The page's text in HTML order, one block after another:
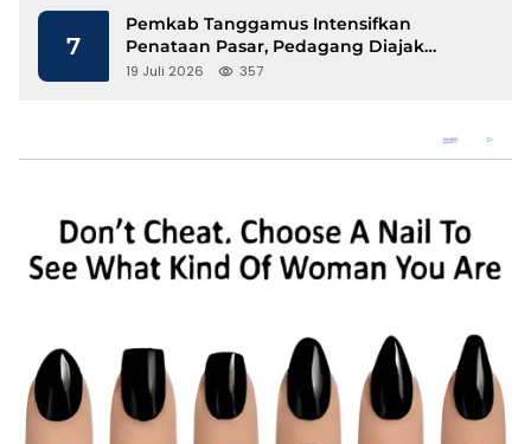
7
Pemkab Tanggamus Intensifkan
Penataan Pasar, Pedagang Diajak
Tempati Pasar Modern Talang Padang
19 Juli 2026 357